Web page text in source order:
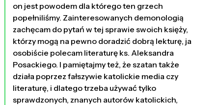
on jest powodem dla którego ten grzech
popełniliśmy. Zainteresowanych demonologią
zachęcam do pytań w tej sprawie swoich księży,
którzy mogą na pewno doradzić dobrą lekturę, ja
osobiście polecam literaturę ks. Aleksandra
Posackiego. I pamiętajmy też, że szatan także
działa poprzez fałszywie katolickie media czy
literaturę, i dlatego trzeba używać tylko
sprawdzonych, znanych autorów katolickich,